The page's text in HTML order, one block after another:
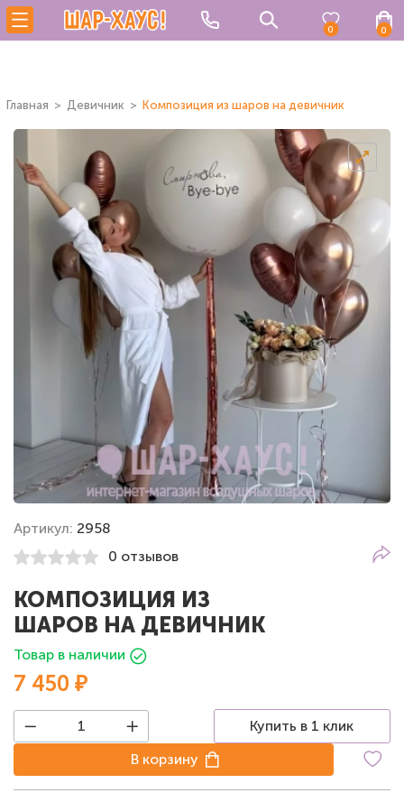
0 0
Главная Девичник Композиция из шаров на девичник
Артикул: 2958
0 отзывов
КОМПОЗИЦИЯ ИЗ
ШАРОВ НА ДЕВИЧНИК
Товар в наличии
7 450 ₽
Купить в 1 клик
В корзину